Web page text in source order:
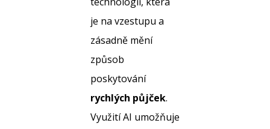
je na vzestupu a
zásadně mění
způsob
poskytování
rychlých půjček.
Využití AI umožňuje